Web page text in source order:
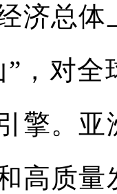
济总
，对
擎。
高质